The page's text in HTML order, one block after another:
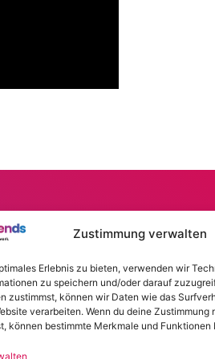
Zustimmung verwalten
Erlebnis zu bieten, verwenden wir
zu speichern und/oder darauf
zustimmst, können wir Daten wie das
verarbeiten. Wenn du deine Zustimmung
können bestimmte Merkmale und
GmbH
26
Luhe
04171 546 89 00
info@oton-friends.de